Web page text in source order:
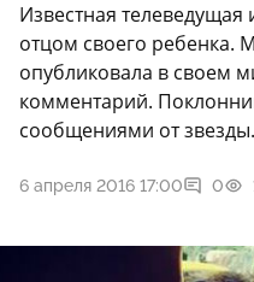
Известная телеведущая
отцом своего ребенка.
опубликовала в своем
комментарий.
сообщениями от звезды.
6 апреля 2016 17:00 0